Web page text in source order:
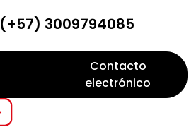
(+57) 3009794085
Contacto
electrónico